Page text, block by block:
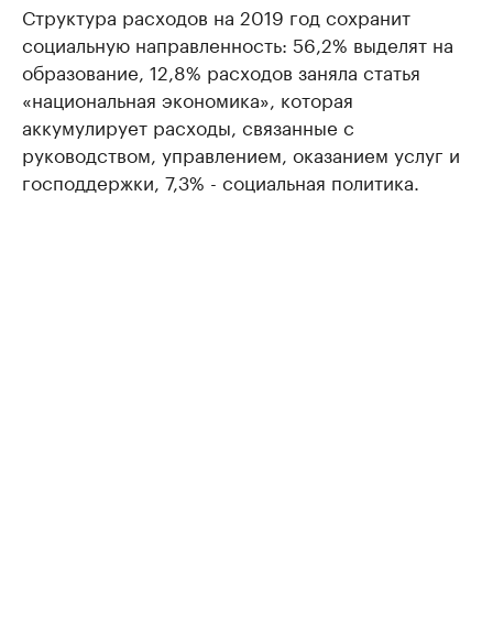
Структура расходов на 2019 год сохранит
социальную направленность: 56,2% выделят на
образование, 12,8% расходов заняла статья
«национальная экономика», которая
аккумулирует расходы, связанные с
руководством, управлением, оказанием услуг и
господдержки, 7,3% - социальная политика.